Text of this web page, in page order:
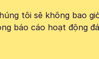
tôi sẽ không bao
báo cáo hoạt động